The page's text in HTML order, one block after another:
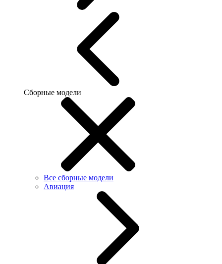
Сборные модели
Все сборные модели
Авиация